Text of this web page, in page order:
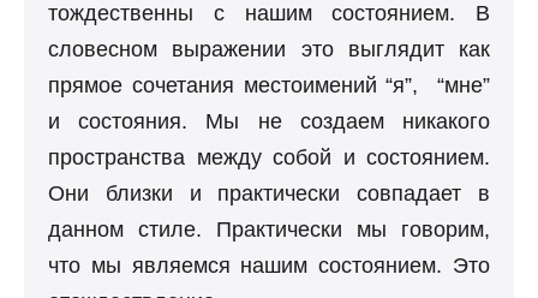
тождественны с нашим состоянием. В
словесном выражении это выглядит как
прямое сочетания местоимений “я”, “мне”
и состояния. Мы не создаем никакого
пространства между собой и состоянием.
Они близки и практически совпадает в
данном стиле. Практически мы говорим,
что мы являемся нашим состоянием. Это